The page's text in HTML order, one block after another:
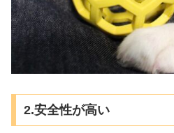
2.安全性が高い